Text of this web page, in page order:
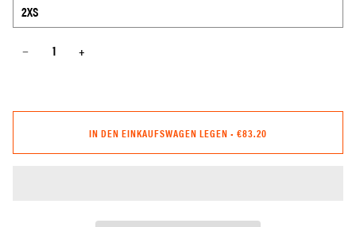
− +
IN DEN EINKAUFSWAGEN LEGEN • €83.20